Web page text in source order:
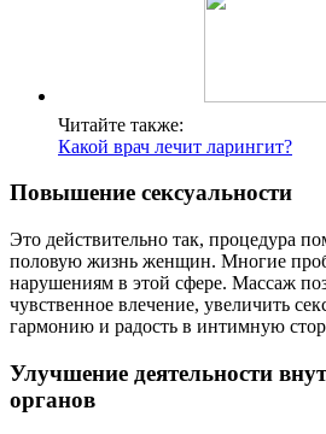
Читайте также:
Какой врач лечит ларингит?
Повышение сексуальности
Это действительно так, процедура
половую жизнь женщин. Многие
нарушениям в этой сфере. Массаж
чувственное влечение, увеличить
гармонию и радость в интимную
Улучшение деятельности
органов